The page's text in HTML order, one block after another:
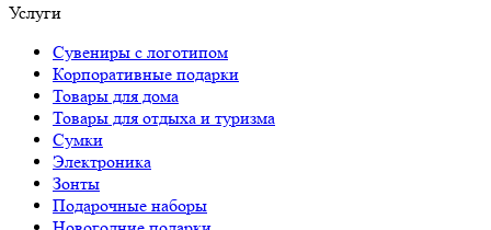
Услуги
Сувениры с логотипом
Корпоративные подарки
Товары для дома
Товары для отдыха и туризма
Сумки
Электроника
Зонты
Подарочные наборы